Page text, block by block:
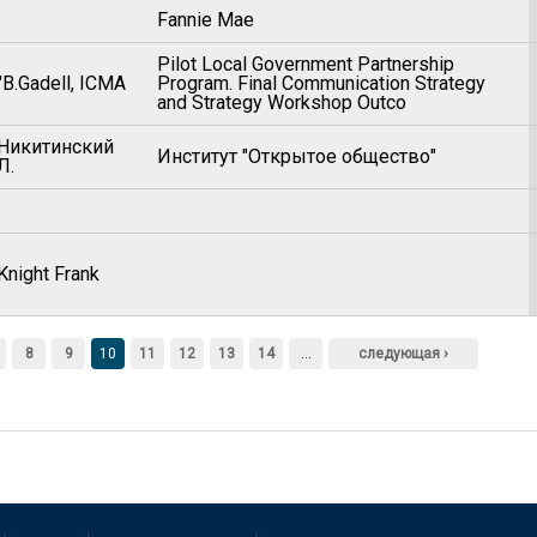
Fannie Mae
ICMA
Pilot Local Government Partnership
Program. Final Communication Strategy
and Strategy Workshop Outco
Институт "Открытое общество"
Frank
8 9 10 11 12 13 14 … следующая ›